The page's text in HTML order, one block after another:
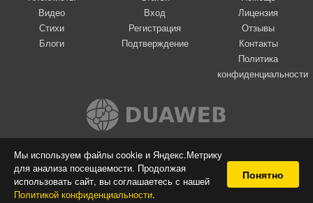
Мы используем файлы cookie и Яндекс.Метрику
для анализа посещаемости. Продолжая
использовать сайт, вы соглашаетесь с нашей
Политикой конфиденциальности.
Понятно
Видео
Стихи
Блоги
Вход
Регистрация
Подтверждение
Лицензия
Отзывы
Контакты
Политика
конфиденциальности
Вконтакте
© 2009-2026 Я-пою
Музыкальный сайт самовыражения